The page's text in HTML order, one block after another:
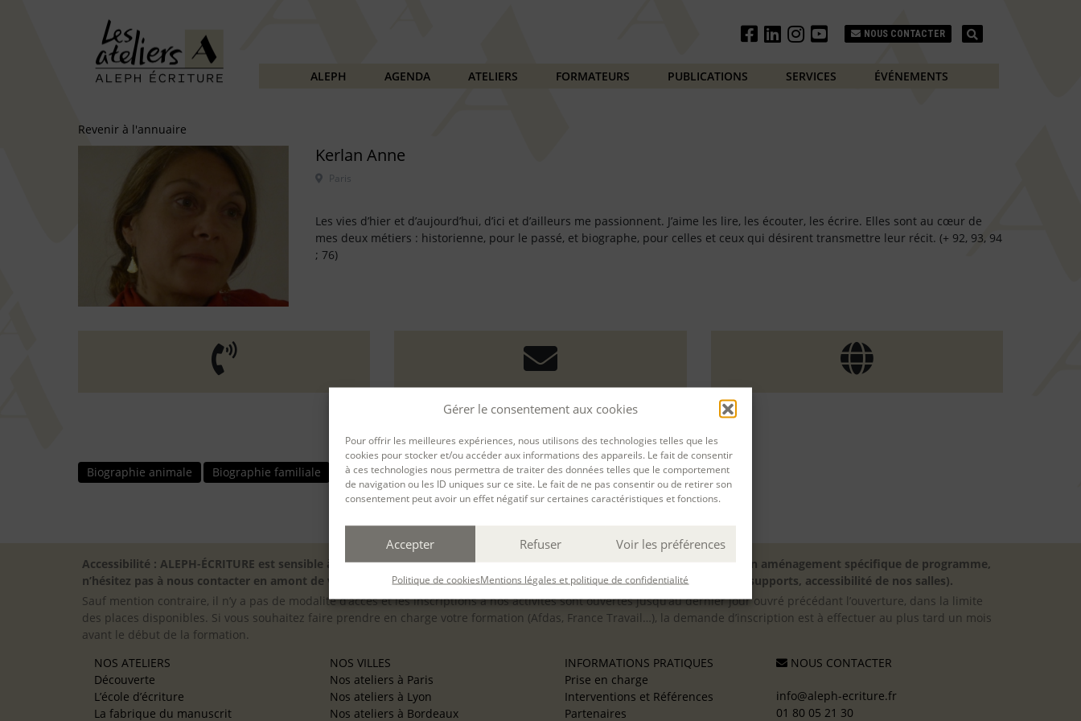
Gérer le consentement aux cookies
Pour offrir les meilleures expériences, nous utilisons des technologies telles que les
cookies pour stocker et/ou accéder aux informations des appareils. Le fait de consentir
à ces technologies nous permettra de traiter des données telles que le comportement
de navigation ou les ID uniques sur ce site. Le fait de ne pas consentir ou de retirer son
consentement peut avoir un effet négatif sur certaines caractéristiques et fonctions.
Accepter Refuser Voir les préférences
Politique de cookiesMentions légales et politique de confidentialité
NOUS CONTACTER
ALEPH AGENDA ATELIERS FORMATEURS PUBLICATIONS SERVICES ÉVÉNEMENTS
Revenir à l'annuaire
Kerlan Anne
Les vies d’hier et d’aujourd’hui, d’ici et d’ailleurs me passionnent. J’aime les lire, les écouter, les écrire. Elles sont au cœur de
mes deux métiers : historienne, pour le passé, et biographe, pour celles et ceux qui désirent transmettre leur récit. (+ 92, 93, 94
; 76)
Biographie animale Biographie familiale
Accessibilité : ALEPH-ÉCRITURE est sensible à l’inclusion des personnes en situation de handicap. Si vous avez besoin d’un aménagement spécifique de programme,
n’hésitez pas à nous contacter en amont de votre inscription afin d’étudier la faisabilité de votre projet (adaptation des supports, accessibilité de nos salles).
Sauf mention contraire, il n’y a pas de modalité d’accès et les inscriptions à nos activités sont ouvertes jusqu’au dernier jour ouvré précédant l’ouverture, dans la limite
des places disponibles. Si vous souhaitez faire prendre en charge votre formation (Afdas, France Travail…), la demande d’inscription est à effectuer au plus tard un mois
avant le début de la formation.
NOS ATELIERS
Découverte
L’école d’écriture
La fabrique du manuscrit
NOS VILLES
Nos ateliers à Paris
Nos ateliers à Lyon
Nos ateliers à Bordeaux
INFORMATIONS PRATIQUES
Prise en charge
Interventions et Références
Partenaires
NOUS CONTACTER
info@aleph-ecriture.fr
01 80 05 21 30